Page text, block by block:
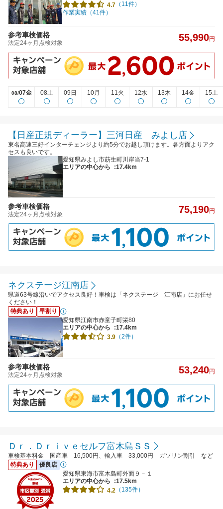
4.7 （11件）
作業実績（41件）
参考車検価格
法定24ヶ月点検対象 55,990円
08/07金 08土 09日 10月 11火 12水 13木 14金 15土
【日産正規ディーラー】三河日産 みよし店
東名高速三好インターチェンジより約5分でお越し頂けます。各方面よりアク
セスも良いです。
愛知県みよし市莇生町川岸当7-1
エリアの中心から
:17.4km
参考車検価格
法定24ヶ月点検対象 75,190円
ネクステージ江南店
県道63号線沿いでアクセス良好！車検は「ネクステージ 江南店」にお任せ
ください！
特典あり
早割り
愛知県江南市赤童子町栄80
エリアの中心から
:17.4km
3.9 （2件）
参考車検価格
法定24ヶ月点検対象 53,240円
Ｄｒ．Ｄｒｉｖｅセルフ富木島ＳＳ
車検基本料金 国産車 16,500円、輸入車 33,000円 ガソリン割引 など
特典あり
優良店
愛知県東海市富木島町外面９－１
エリアの中心から
:17.5km
4.2 （135件）